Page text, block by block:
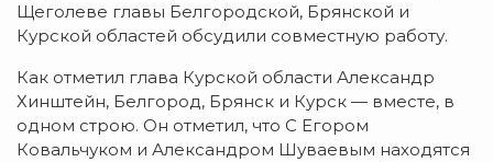
Щеголеве главы Белгородской, Брянской и
Курской областей обсудили совместную работу.
Как отметил глава Курской области Александр
Хинштейн, Белгород, Брянск и Курск — вместе, в
одном строю. Он отметил, что С Егором
Ковальчуком и Александром Шуваевым находятся